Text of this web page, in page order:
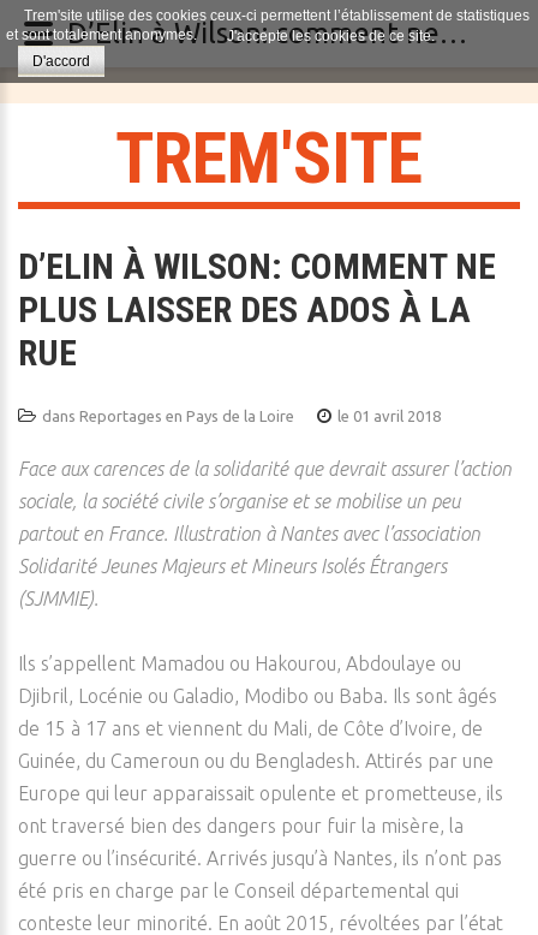
TREM'SITE
D’ELIN À WILSON: COMMENT NE
PLUS LAISSER DES ADOS À LA
RUE
dans Reportages en Pays de la Loire le 01 avril 2018
Face aux carences de la solidarité que devrait assurer l’action
sociale, la société civile s’organise et se mobilise un peu
partout en France. Illustration à Nantes avec l’association
Solidarité Jeunes Majeurs et Mineurs Isolés Étrangers
(SJMMIE).
Ils s’appellent Mamadou ou Hakourou, Abdoulaye ou
Djibril, Locénie ou Galadio, Modibo ou Baba. Ils sont âgés
de 15 à 17 ans et viennent du Mali, de Côte d’Ivoire, de
Guinée, du Cameroun ou du Bengladesh. Attirés par une
Europe qui leur apparaissait opulente et prometteuse, ils
ont traversé bien des dangers pour fuir la misère, la
guerre ou l’insécurité. Arrivés jusqu’à Nantes, ils n’ont pas
été pris en charge par le Conseil départemental qui
conteste leur minorité. En août 2015, révoltées par l’état
Trem'site utilise des cookies ceux-ci permettent l’établissement de statistiques
et sont totalement anonymes.
J'accepte les cookies de ce site.
D'accord
D’Elin à Wilson: comment ne plus laisser des ados à la rue